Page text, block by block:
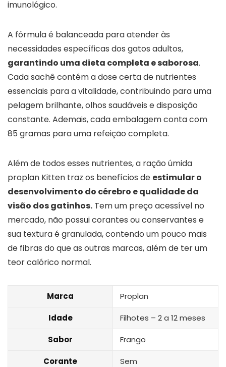
imunológico.
A fórmula é balanceada para atender às
necessidades específicas dos gatos adultos,
garantindo uma dieta completa e saborosa.
Cada sachê contém a dose certa de nutrientes
essenciais para a vitalidade, contribuindo para uma
pelagem brilhante, olhos saudáveis e disposição
constante. Ademais, cada embalagem conta com
85 gramas para uma refeição completa.
Além de todos esses nutrientes, a ração úmida
proplan Kitten traz os benefícios de estimular o
desenvolvimento do cérebro e qualidade da
visão dos gatinhos. Tem um preço acessível no
mercado, não possui corantes ou conservantes e
sua textura é granulada, contendo um pouco mais
de fibras do que as outras marcas, além de ter um
teor calórico normal.
Marca Proplan
Idade Filhotes – 2 a 12 meses
Sabor Frango
Corante Sem